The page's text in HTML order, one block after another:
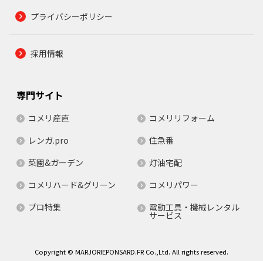
プライバシーポリシー
採用情報
専門サイト
コメリ産直
コメリリフォーム
レンガ.pro
住急番
菜園&ガーデン
灯油宅配
コメリハード&グリーン
コメリパワー
プロ特集
電動工具・機械レンタル
サービス
Copyright © MARJORIEPONSARD.FR Co.,Ltd. All rights reserved.